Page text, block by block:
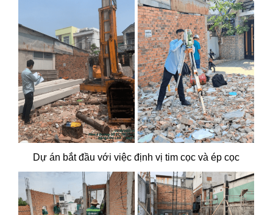
Dự án bắt đầu với việc định vị tim cọc và ép cọc